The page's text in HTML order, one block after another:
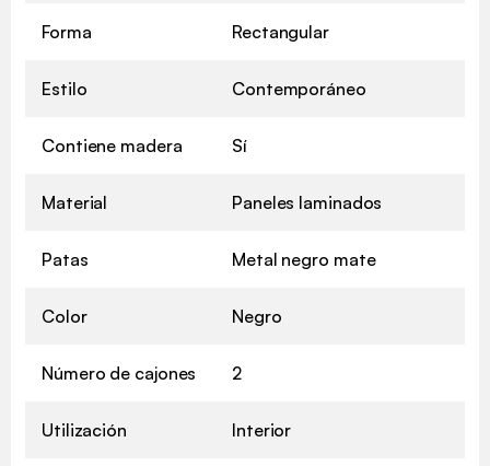
Forma Rectangular
Estilo Contemporáneo
Contiene madera Sí
Material Paneles laminados
Patas Metal negro mate
Color Negro
Número de cajones 2
Utilización Interior